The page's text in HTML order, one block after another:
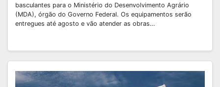
basculantes para o Ministério do Desenvolvimento Agrário
(MDA), órgão do Governo Federal. Os equipamentos serão
entregues até agosto e vão atender as obras…